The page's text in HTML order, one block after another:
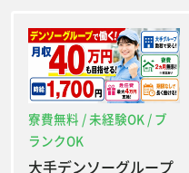
寮費無料 / 未経験OK / ブ
ランクOK
大手デンソーグループ